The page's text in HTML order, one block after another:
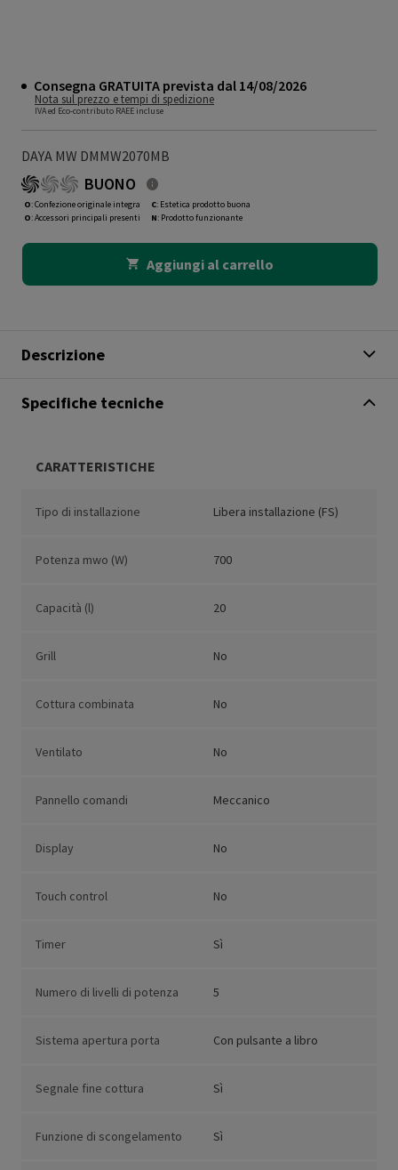
Consegna GRATUITA prevista dal 14/08/2026
Nota sul prezzo e tempi di spedizione
IVA ed Eco-contributo RAEE incluse
DAYA MW DMMW2070MB
BUONO
O: Confezione originale integra
O: Accessori principali presenti
C: Estetica prodotto buona
N: Prodotto funzionante
Aggiungi al carrello
Descrizione
Specifiche tecniche
CARATTERISTICHE
Tipo di installazione Libera installazione (FS)
Potenza mwo (W) 700
Capacità (l) 20
Grill No
Cottura combinata No
Ventilato No
Pannello comandi Meccanico
Display No
Touch control No
Timer Sì
Numero di livelli di potenza 5
Sistema apertura porta Con pulsante a libro
Segnale fine cottura Sì
Funzione di scongelamento Sì